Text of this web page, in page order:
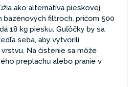
ako alternatíva pieskovej
bazénových filtroch, pričom 500
18 kg piesku. Guľôčky by sa
seba, aby vytvorili
Na čistenie sa môže
preplachu alebo pranie v